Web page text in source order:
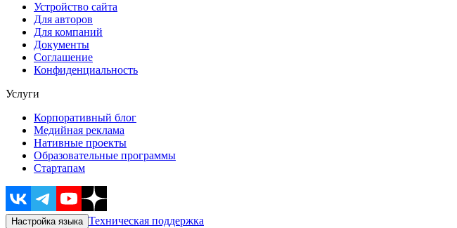
Устройство сайта
Для авторов
Для компаний
Документы
Соглашение
Конфиденциальность
Услуги
Корпоративный блог
Медийная реклама
Нативные проекты
Образовательные программы
Стартапам
Настройка языка Техническая поддержка